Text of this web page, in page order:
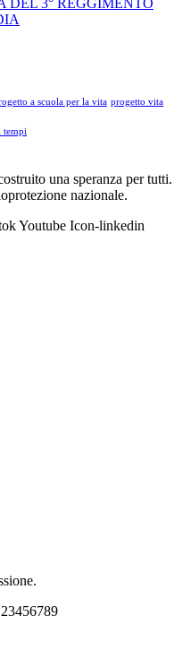
a scuola per la vita progetto vita
tempi
una speranza per tutti.
nazionale.
Youtube Icon-linkedin